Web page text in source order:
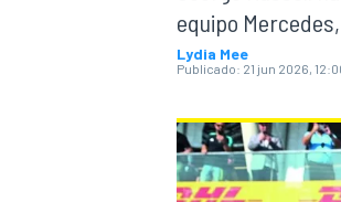
equipo
Lydia Mee
Publicado: 21 jun 2026,